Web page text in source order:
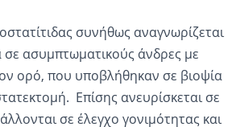
συνήθως αναγνωρίζεται
σε ασυμπτωματικούς άνδρες με
ορό, που υποβλήθηκαν σε βιοψία
Επίσης ανευρίσκεται σε
σε έλεγχο γονιμότητας και